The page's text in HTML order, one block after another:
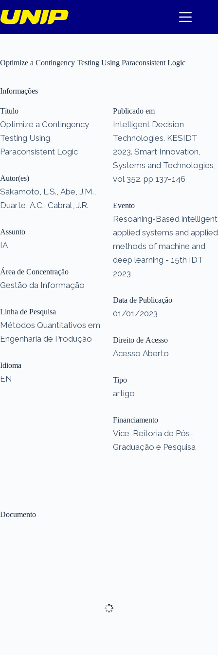
para
o
Optimize a Contingency Testing Using Paraconsistent Logic
Documento
Informações
Título
Optimize a Contingency
Testing Using
Paraconsistent Logic
Autor(es)
Sakamoto, L.S., Abe, J.M.,
Duarte, A.C., Cabral, J.R.
Assunto
IA
Área de Concentração
Gestão da Informação
Linha de Pesquisa
Métodos Quantitativos em
Engenharia de Produção
Idioma
EN
Publicado em
Intelligent Decision
Technologies. KESIDT
2023. Smart Innovation,
Systems and Technologies,
vol 352. pp 137–146
Evento
Resoaning-Based intelligent
applied systems and applied
methods of machine and
deep learning - 15th IDT
2023
Data de Publicação
01/01/2023
Direito de Acesso
Acesso Aberto
Tipo
artigo
Financiamento
Vice-Reitoria de Pós-
Graduação e Pesquisa